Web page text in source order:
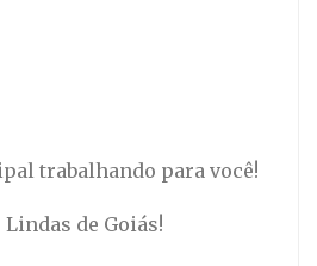
trabalhando para você!
de Goiás!